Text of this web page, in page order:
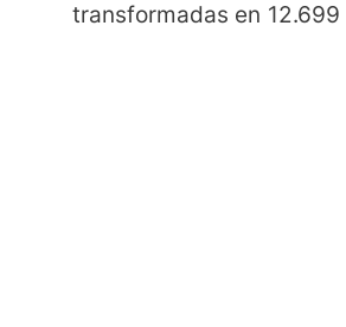
transformadas en 12.699